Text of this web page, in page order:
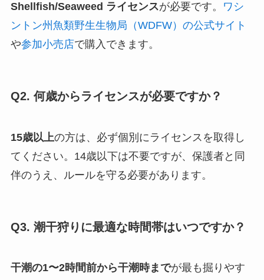
Shellfish/Seaweed ライセンスが必要です。
ワシ
ントン州魚類野生生物局（WDFW）の公式サイト
や参加小売店で購入できます。
Q2. 何歳からライセンスが必要ですか？
15歳以上の方は、必ず個別にライセンスを取得し
てください。14歳以下は不要ですが、保護者と同
伴のうえ、ルールを守る必要があります。
Q3. 潮干狩りに最適な時間帯はいつですか？
干潮の1〜2時間前から干潮時までが最も掘りやす